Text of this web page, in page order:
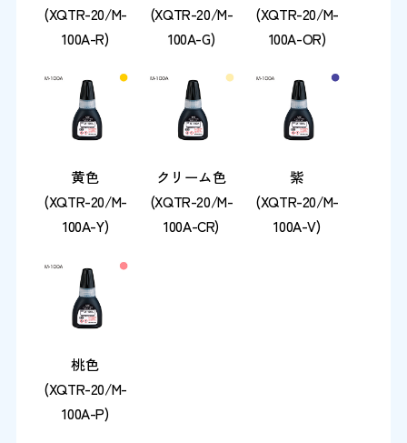
(XQTR-20/M-
100A-R)
(XQTR-20/M-
100A-G)
(XQTR-20/M-
100A-OR)
黄色
(XQTR-20/M-
100A-Y)
クリーム色
(XQTR-20/M-
100A-CR)
紫
(XQTR-20/M-
100A-V)
桃色
(XQTR-20/M-
100A-P)